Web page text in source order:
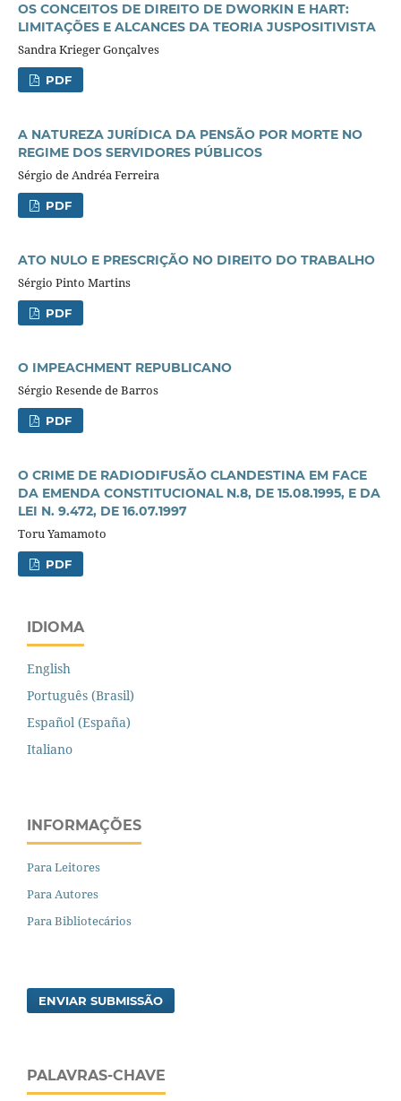
OS CONCEITOS DE DIREITO DE DWORKIN E HART:
LIMITAÇÕES E ALCANCES DA TEORIA JUSPOSITIVISTA
Sandra Krieger Gonçalves
PDF
A NATUREZA JURÍDICA DA PENSÃO POR MORTE NO
REGIME DOS SERVIDORES PÚBLICOS
Sérgio de Andréa Ferreira
PDF
ATO NULO E PRESCRIÇÃO NO DIREITO DO TRABALHO
Sérgio Pinto Martins
PDF
O IMPEACHMENT REPUBLICANO
Sérgio Resende de Barros
PDF
O CRIME DE RADIODIFUSÃO CLANDESTINA EM FACE
DA EMENDA CONSTITUCIONAL N.8, DE 15.08.1995, E DA
LEI N. 9.472, DE 16.07.1997
Toru Yamamoto
PDF
IDIOMA
English
Português (Brasil)
Español (España)
Italiano
INFORMAÇÕES
Para Leitores
Para Autores
Para Bibliotecários
ENVIAR SUBMISSÃO
PALAVRAS-CHAVE